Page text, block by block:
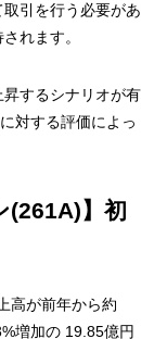
引を行う必要があ
れます。
するシナリオが有
対する評価によっ
(261A)】初
高が前年から約
増加の 19.85億円